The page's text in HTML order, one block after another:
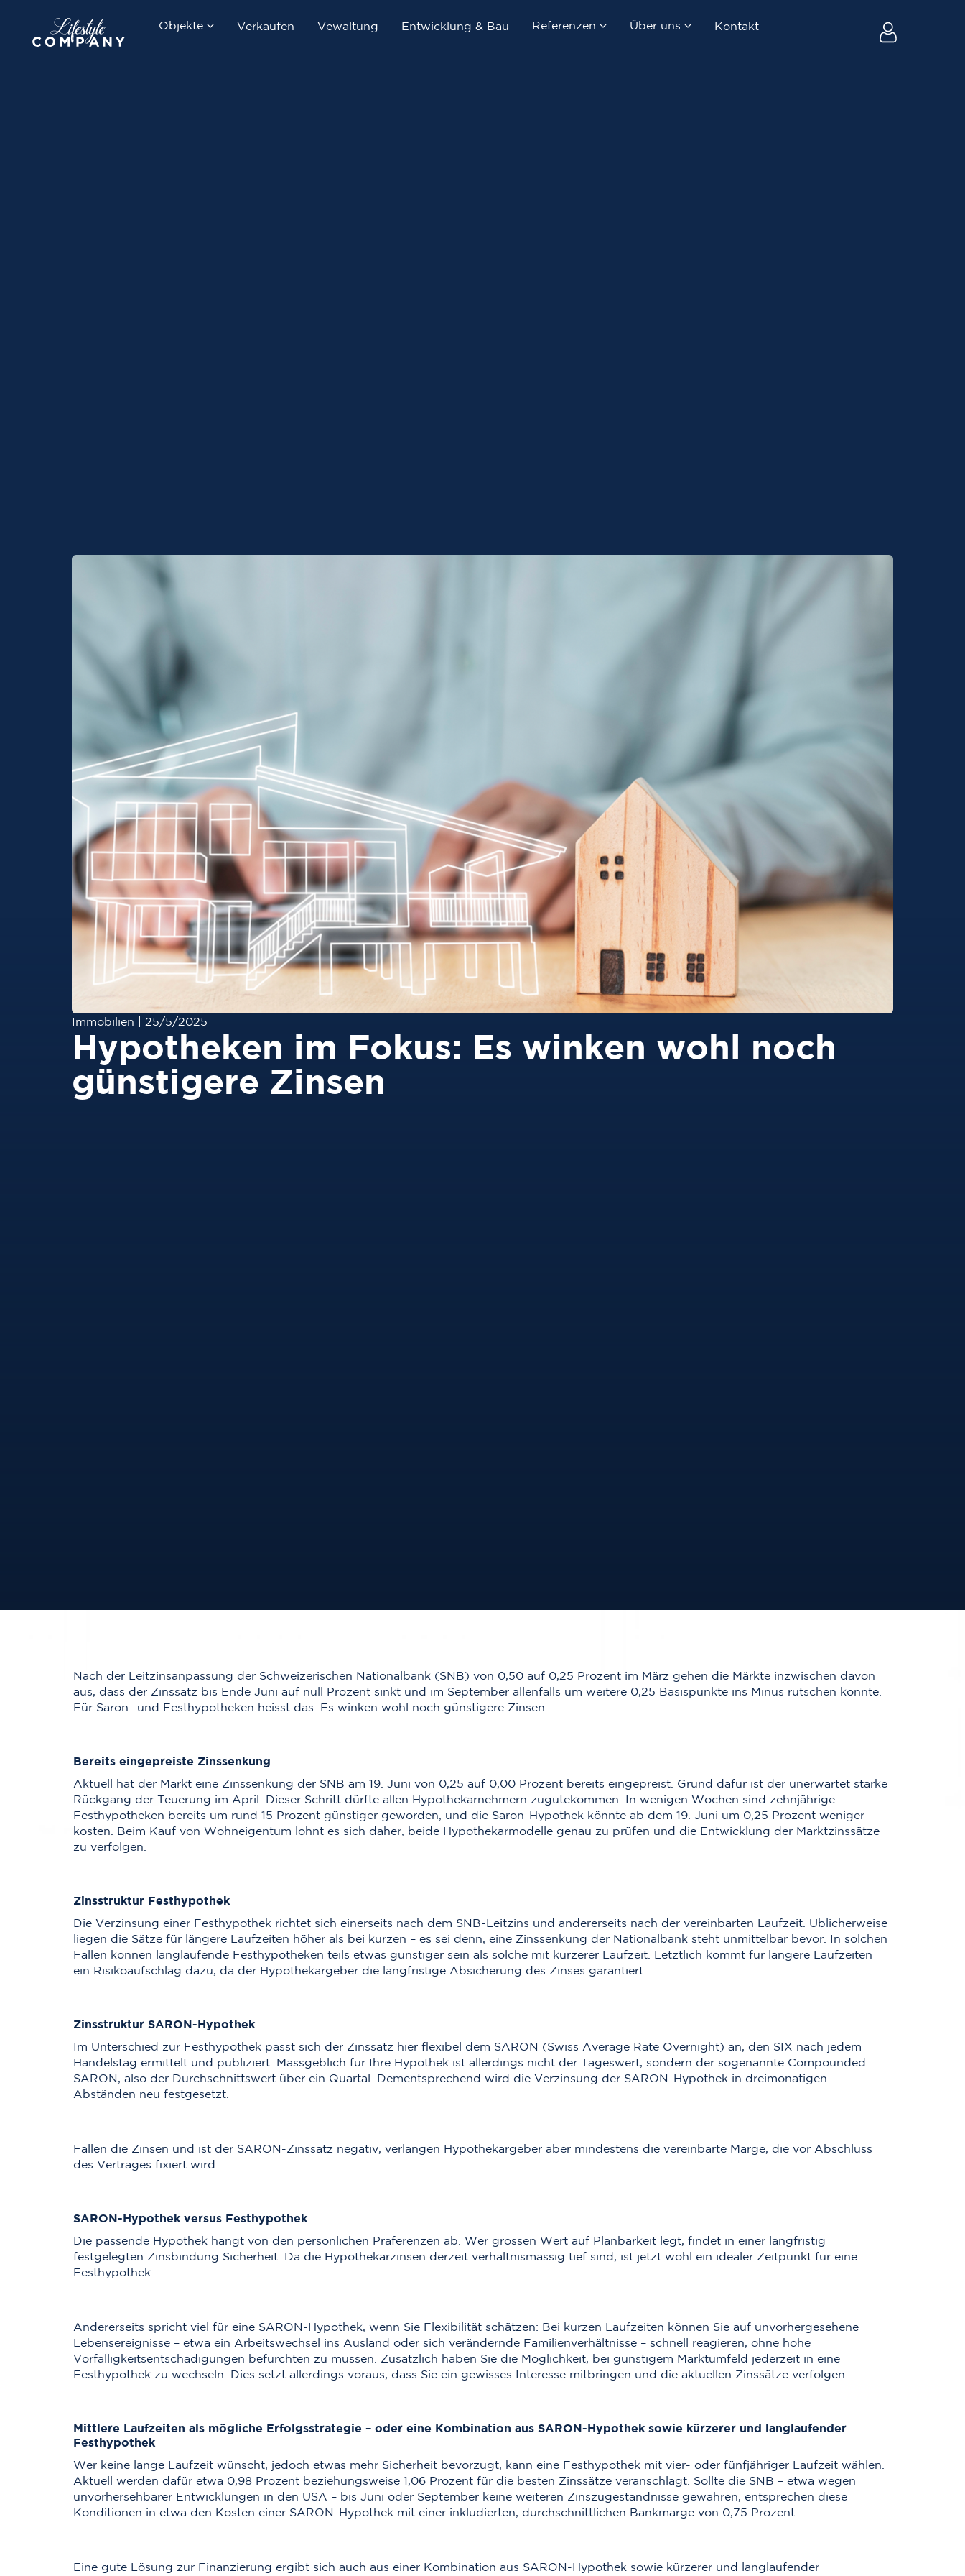
Objekte Verkaufen Vewaltung Entwicklung & Bau Referenzen Über uns Kontakt
Immobilien 25/5/2025
Hypotheken im Fokus: Es winken wohl noch
günstigere Zinsen
Nach der Leitzinsanpassung der Schweizerischen Nationalbank (SNB) von 0,50 auf 0,25 Prozent im März gehen die Märkte inzwischen davon
aus, dass der Zinssatz bis Ende Juni auf null Prozent sinkt und im September allenfalls um weitere 0,25 Basispunkte ins Minus rutschen könnte.
Für Saron- und Festhypotheken heisst das: Es winken wohl noch günstigere Zinsen.
Bereits eingepreiste Zinssenkung
Aktuell hat der Markt eine Zinssenkung der SNB am 19. Juni von 0,25 auf 0,00 Prozent bereits eingepreist. Grund dafür ist der unerwartet starke
Rückgang der Teuerung im April. Dieser Schritt dürfte allen Hypothekarnehmern zugutekommen: In wenigen Wochen sind zehnjährige
Festhypotheken bereits um rund 15 Prozent günstiger geworden, und die Saron-Hypothek könnte ab dem 19. Juni um 0,25 Prozent weniger
kosten. Beim Kauf von Wohneigentum lohnt es sich daher, beide Hypothekarmodelle genau zu prüfen und die Entwicklung der Marktzinssätze
zu verfolgen.
Zinsstruktur Festhypothek
Die Verzinsung einer Festhypothek richtet sich einerseits nach dem SNB-Leitzins und andererseits nach der vereinbarten Laufzeit. Üblicherweise
liegen die Sätze für längere Laufzeiten höher als bei kurzen – es sei denn, eine Zinssenkung der Nationalbank steht unmittelbar bevor. In solchen
Fällen können langlaufende Festhypotheken teils etwas günstiger sein als solche mit kürzerer Laufzeit. Letztlich kommt für längere Laufzeiten
ein Risikoaufschlag dazu, da der Hypothekargeber die langfristige Absicherung des Zinses garantiert.
Zinsstruktur SARON-Hypothek
Im Unterschied zur Festhypothek passt sich der Zinssatz hier flexibel dem SARON (Swiss Average Rate Overnight) an, den SIX nach jedem
Handelstag ermittelt und publiziert. Massgeblich für Ihre Hypothek ist allerdings nicht der Tageswert, sondern der sogenannte Compounded
SARON, also der Durchschnittswert über ein Quartal. Dementsprechend wird die Verzinsung der SARON-Hypothek in dreimonatigen
Abständen neu festgesetzt.
Fallen die Zinsen und ist der SARON-Zinssatz negativ, verlangen Hypothekargeber aber mindestens die vereinbarte Marge, die vor Abschluss
des Vertrages fixiert wird.
SARON-Hypothek versus Festhypothek
Die passende Hypothek hängt von den persönlichen Präferenzen ab. Wer grossen Wert auf Planbarkeit legt, findet in einer langfristig
festgelegten Zinsbindung Sicherheit. Da die Hypothekarzinsen derzeit verhältnismässig tief sind, ist jetzt wohl ein idealer Zeitpunkt für eine
Festhypothek.
Andererseits spricht viel für eine SARON-Hypothek, wenn Sie Flexibilität schätzen: Bei kurzen Laufzeiten können Sie auf unvorhergesehene
Lebensereignisse – etwa ein Arbeitswechsel ins Ausland oder sich verändernde Familienverhältnisse – schnell reagieren, ohne hohe
Vorfälligkeitsentschädigungen befürchten zu müssen. Zusätzlich haben Sie die Möglichkeit, bei günstigem Marktumfeld jederzeit in eine
Festhypothek zu wechseln. Dies setzt allerdings voraus, dass Sie ein gewisses Interesse mitbringen und die aktuellen Zinssätze verfolgen.
Mittlere Laufzeiten als mögliche Erfolgsstrategie – oder eine Kombination aus SARON-Hypothek sowie kürzerer und langlaufender
Festhypothek
Wer keine lange Laufzeit wünscht, jedoch etwas mehr Sicherheit bevorzugt, kann eine Festhypothek mit vier- oder fünfjähriger Laufzeit wählen.
Aktuell werden dafür etwa 0,98 Prozent beziehungsweise 1,06 Prozent für die besten Zinssätze veranschlagt. Sollte die SNB – etwa wegen
unvorhersehbarer Entwicklungen in den USA – bis Juni oder September keine weiteren Zinszugeständnisse gewähren, entsprechen diese
Konditionen in etwa den Kosten einer SARON-Hypothek mit einer inkludierten, durchschnittlichen Bankmarge von 0,75 Prozent.
Eine gute Lösung zur Finanzierung ergibt sich auch aus einer Kombination aus SARON-Hypothek sowie kürzerer und langlaufender